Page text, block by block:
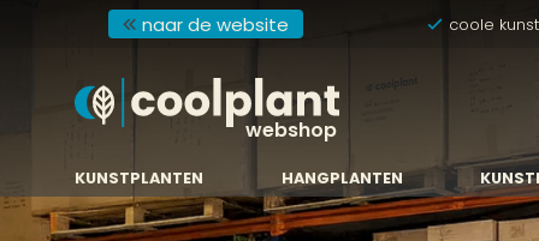
naar de website coole
webshop
KUNSTPLANTEN HANGPLANTEN